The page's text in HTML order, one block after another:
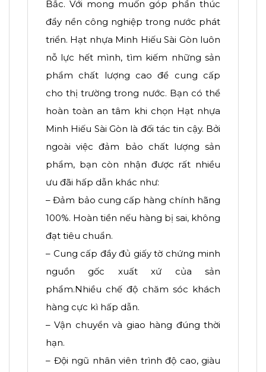
Bắc. Với mong muốn góp phần thúc
đẩy nền công nghiệp trong nước phát
triển. Hạt nhựa Minh Hiếu Sài Gòn luôn
nỗ lực hết mình, tìm kiếm những sản
phẩm chất lượng cao để cung cấp
cho thị trường trong nước. Bạn có thể
hoàn toàn an tâm khi chọn Hạt nhựa
Minh Hiếu Sài Gòn là đối tác tin cậy. Bởi
ngoài việc đảm bảo chất lượng sản
phẩm, bạn còn nhận được rất nhiều
ưu đãi hấp dẫn khác như:
– Đảm bảo cung cấp hàng chính hãng
100%. Hoàn tiền nếu hàng bị sai, không
đạt tiêu chuẩn.
– Cung cấp đầy đủ giấy tờ chứng minh
nguồn gốc xuất xứ của sản
phẩm.Nhiều chế độ chăm sóc khách
hàng cực kì hấp dẫn.
– Vận chuyển và giao hàng đúng thời
hạn.
– Đội ngũ nhân viên trình độ cao, giàu